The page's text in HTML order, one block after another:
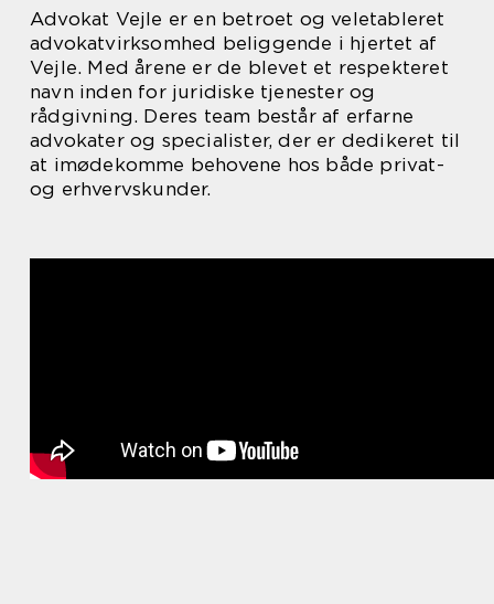
Advokat Vejle er en betroet og veletableret
advokatvirksomhed beliggende i hjertet af
Vejle. Med årene er de blevet et respekteret
navn inden for juridiske tjenester og
rådgivning. Deres team består af erfarne
advokater og specialister, der er dedikeret til
at imødekomme behovene hos både privat-
og erhvervskunder.